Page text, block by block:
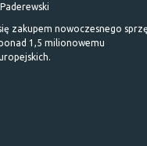
zakupem nowoczesnego
1,5 milionowemu